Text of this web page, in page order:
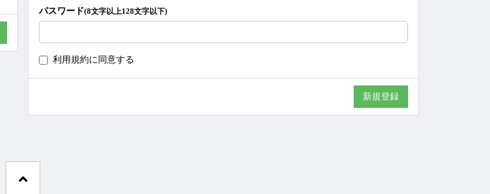
パスワード(8文字以上128文字以下)
利用規約に同意する